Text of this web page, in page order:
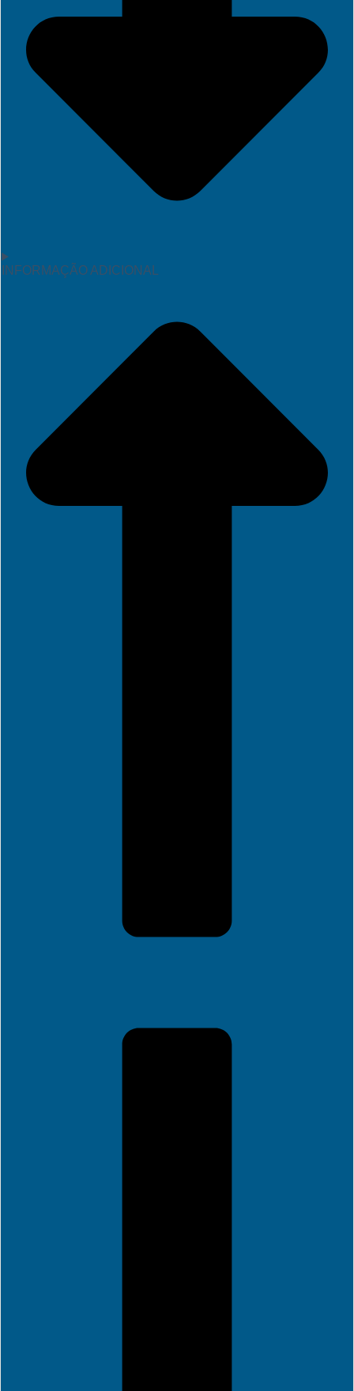
INFORMAÇÃO ADICIONAL